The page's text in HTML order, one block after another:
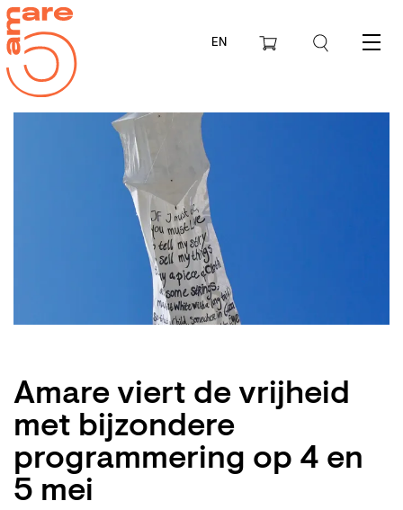
EN Menu
Amare viert de vrijheid
met bijzondere
programmering op 4 en
5 mei